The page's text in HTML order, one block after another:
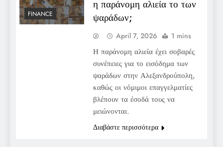
FINANCE
η παράνομη αλιεία το των
ψαράδων;
April 7, 2026 1 mins
Η παράνομη αλιεία έχει σοβαρές
συνέπειες για το εισόδημα των
ψαράδων στην Αλεξανδρούπολη,
καθώς οι νόμιμοι επαγγελματίες
βλέπουν τα έσοδά τους να
μειώνονται.
Διαβάστε περισσότερα